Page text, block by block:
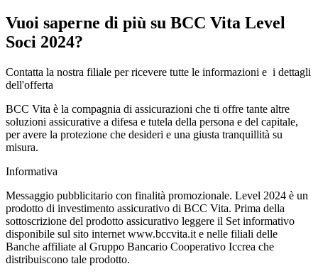
Vuoi saperne di più su BCC Vita Level
Soci 2024?
Contatta la nostra filiale per ricevere tutte le informazioni e i dettagli
dell'offerta
BCC Vita è la compagnia di assicurazioni che ti offre tante altre
soluzioni assicurative a difesa e tutela della persona e del capitale,
per avere la protezione che desideri e una giusta tranquillità su
misura.
Informativa
Messaggio pubblicitario con finalità promozionale. Level 2024 è un
prodotto di investimento assicurativo di BCC Vita. Prima della
sottoscrizione del prodotto assicurativo leggere il Set informativo
disponibile sul sito internet www.bccvita.it e nelle filiali delle
Banche affiliate al Gruppo Bancario Cooperativo Iccrea che
distribuiscono tale prodotto.